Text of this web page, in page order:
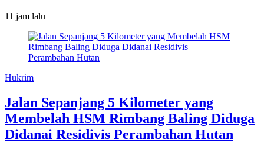
11 jam lalu
Hukrim
Jalan Sepanjang 5 Kilometer yang
Membelah HSM Rimbang Baling Diduga
Didanai Residivis Perambahan Hutan